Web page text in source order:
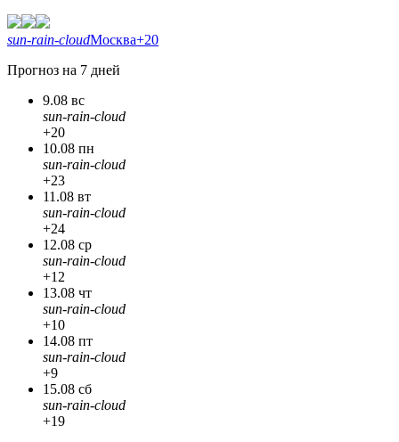
sun-rain-cloudМосква+20
Прогноз на 7 дней
9.08 вс
sun-rain-cloud
+20
10.08 пн
sun-rain-cloud
+23
11.08 вт
sun-rain-cloud
+24
12.08 ср
sun-rain-cloud
+12
13.08 чт
sun-rain-cloud
+10
14.08 пт
sun-rain-cloud
+9
15.08 сб
sun-rain-cloud
+19